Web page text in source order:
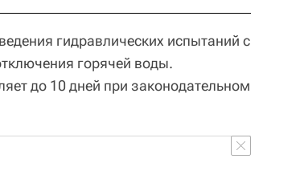
гидравлических испытаний с
горячей воды.
до 10 дней при законодательном